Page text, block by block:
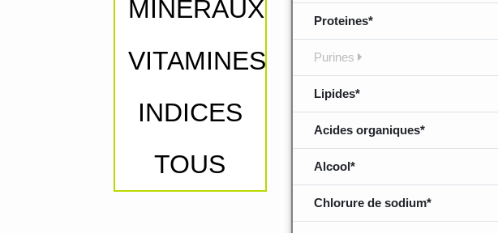
MINÉRAUX
VITAMINES
INDICES
TOUS
Proteines*
Purines
Lipides*
Acides organiques*
Alcool*
Chlorure de sodium*